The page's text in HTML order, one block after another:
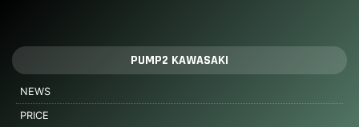
PUMP2 KAWASAKI
NEWS
PRICE